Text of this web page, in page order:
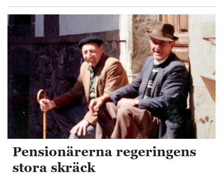
Pensionärerna regeringens
stora skräck